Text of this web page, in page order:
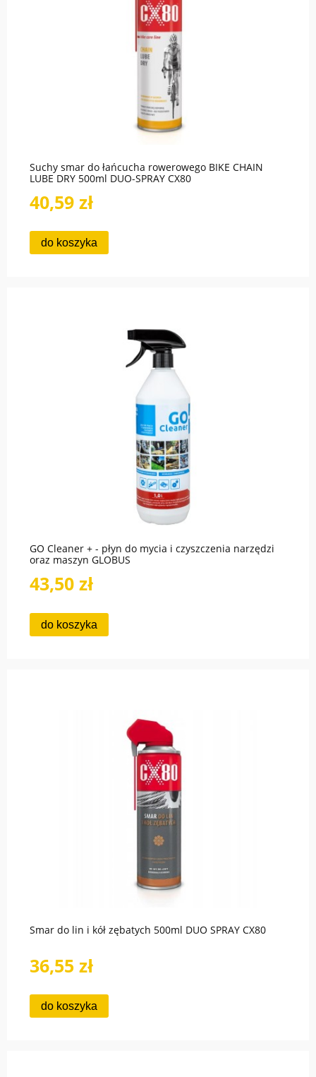
Suchy smar do łańcucha rowerowego BIKE CHAIN
LUBE DRY 500ml DUO-SPRAY CX80
40,59 zł
do koszyka
GO Cleaner + - płyn do mycia i czyszczenia narzędzi
oraz maszyn GLOBUS
43,50 zł
do koszyka
Smar do lin i kół zębatych 500ml DUO SPRAY CX80
36,55 zł
do koszyka